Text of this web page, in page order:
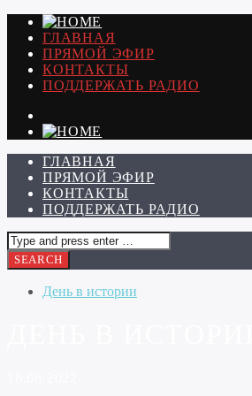
ГЛАВНАЯ
ПРЯМОЙ ЭФИР
КОНТАКТЫ
ПОДДЕРЖАТЬ РАДИО
ГЛАВНАЯ
ПРЯМОЙ ЭФИР
КОНТАКТЫ
ПОДДЕРЖАТЬ РАДИО
День в истории